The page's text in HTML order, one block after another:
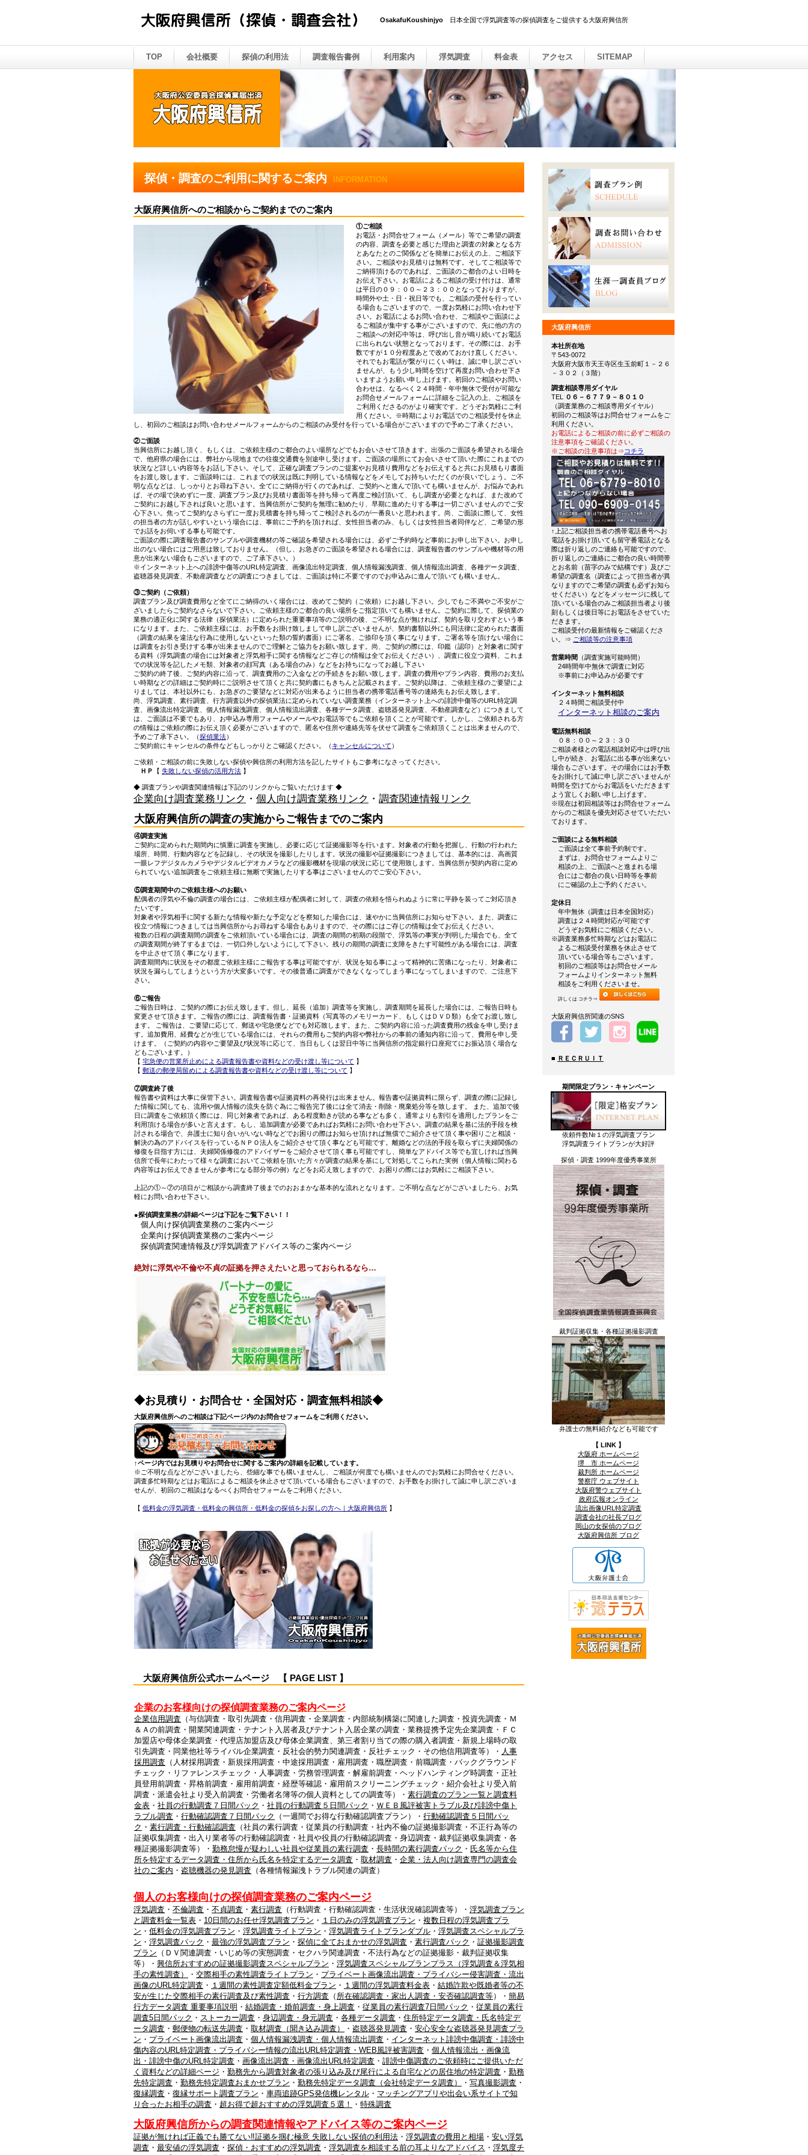
OsakafuKoushinjyo 日本全国で浮気調査等の探偵調査をご提供する大阪府興信所
探偵・調査のご利用に関するご案内 INFORMATION
大阪府興信所へのご相談からご契約までのご案内
①ご相談
お電話・お問合せフォーム（メール）等でご希望の調査
の内容、調査を必要と感じた理由と調査の対象となる方
とあなたとのご関係などを簡単にお伝えの上、ご相談下
さい。ご相談やお見積りは無料です。そしてご相談等で
ご納得頂けるのであれば、ご面談のご都合のよい日時を
お伝え下さい。お電話によるご相談の受け付けは、通常
は平日の０９：００～２３：００となっておりますが、
時間外や土・日・祝日等でも、ご相談の受付を行ってい
る場合もございますので、一度お気軽にお問い合わせ下
さい。お電話によるお問い合わせ、ご相談やご面談によ
るご相談が集中する事がございますので、先に他の方の
ご相談への対応中等は、呼び出し音が鳴り続いてお電話
に出られない状態となっております。その際には、お手
数ですが１０分程度あとで改めておかけ直しください。
それでもお電話が繋がりにくい時は、誠に申し訳ござい
ませんが、もう少し時間を空けて再度お問い合わせ下さ
いますようお願い申し上げます。初回のご相談やお問い
合わせは、なるべく２４時間・年中無休で受付が可能な
お問合せメールフォームに詳細をご記入の上、ご相談を
ご利用くださるのがより確実です。どうぞお気軽にご利
用ください。※時期によりお電話でのご相談受付を休止
し、初回のご相談はお問い合わせメールフォームからのご相談のみ受付を行っている場合がございますので予めご了承ください。
②ご面談
当興信所にお越し頂く、もしくは、ご依頼主様のご都合のよい場所などでもお会いさせて頂きます。出張のご面談を希望される場合
で、他府県の場合には、弊社から現地までの往復交通費を別途申し受けます。ご面談の場所にてお会いさせて頂いた際にこれまでの
状況など詳しい内容等をお話し下さい。そして、正確な調査プランのご提案やお見積り費用などをお伝えすると共にお見積もり書面
をお渡し致します。ご面談時には、これまでの状況は既に判明している情報などをメモしてお持ちいただくのが良いでしょう。ご不
明な点などは、しっかりとお尋ね下さい。全てにご納得が行くのであれば、ご契約へと進んで頂いても構いませんが、お悩みであれ
ば、その場で決めずに一度、調査プラン及びお見積り書面等を持ち帰って再度ご検討頂いて、もし調査が必要となれば、また改めて
ご契約にお越し下されば良いと思います。当興信所がご契約を無理に勧めたり、早期に進めたりする事は一切ございませんのでご安
心下さい。焦ってご契約なさらずに一度お見積書を持ち帰ってご検討されるのが一番良いと思われます。尚、ご面談に際して、女性
の担当者の方が話しやすいという場合には、事前にご予約を頂ければ、女性担当者のみ、もしくは女性担当者同伴など、ご希望の形
でお話をお伺いする事も可能です。
ご面談の際に調査報告書のサンプルや調査機材の等ご確認を希望される場合には、必ずご予約時など事前にお申し出下さい。お申し
出のない場合にはご用意は致しておりません。（但し、お急ぎのご面談を希望される場合には、調査報告書のサンプルや機材等の用
意が出来ない場合もございますので、ご了承下さい。）
※インターネット上への誹謗中傷等のURL特定調査、画像流出特定調査、個人情報漏洩調査、個人情報流出調査、各種データ調査、
盗聴器発見調査、不動産調査などの調査につきましては、ご面談は特に不要ですのでお申込みに進んで頂いても構いません。
③ご契約（ご依頼）
調査プラン及び調査費用など全てにご納得のいく場合には、改めてご契約（ご依頼）にお越し下さい。少しでもご不満やご不安がご
ざいましたらご契約なさらないで下さい。ご依頼主様のご都合の良い場所をご指定頂いても構いません。ご契約に際して、探偵業の
業務の適正化に関する法律（探偵業法）に定められた重要事項等のご説明の後、ご不明な点が無ければ、契約を取り交わすという事
になります。また、ご依頼主様には、お手数をお掛け致しまして申し訳ございませんが、契約書類以外にも同法律に定められた書面
（調査の結果を違法な行為に使用しないといった類の誓約書面）にご署名、ご捺印を頂く事になります。ご署名等を頂けない場合に
は調査をお引き受けする事が出来ませんのでご理解とご協力をお願い致します。尚、ご契約の際には、印鑑（認印）と対象者に関す
る資料（浮気調査の場合には対象者と浮気相手に関する情報などご存じの情報は全てお伝えください）、調査に役立つ資料、これま
での状況等を記したメモ類、対象者の顔写真（ある場合のみ）などをお持ちになってお越し下さい
ご契約の終了後、ご契約内容に沿って、調査費用のご入金などの手続きをお願い致します。調査の費用やプラン内容、費用のお支払
い時期などの詳細はご契約時にご説明させて頂くと共に契約書にもきちんと記載されます。ご契約以降は、ご依頼主様のご要望によ
りましては、本社以外にも、お急ぎのご要望などに対応が出来るように担当者の携帯電話番号等の連絡先もお伝え致します。
尚、浮気調査、素行調査、行方調査以外の探偵業法に定められていない調査業務（インターネット上への誹謗中傷等のURL特定調
査、画像流出特定調査、個人情報漏洩調査、個人情報流出調査、各種データ調査、盗聴器発見調査、不動産調査など）につきまして
は、ご面談は不要でもあり、お申込み専用フォームやメールやお電話等でもご依頼を頂くことが可能です。しかし、ご依頼される方
の情報はご依頼の際にお伝え頂く必要がございますので、匿名や住所や連絡先等を伏せて調査をご依頼頂くことは出来ませんので、
予めご了承下さい。（探偵業法）
ご契約前にキャンセルの条件などもしっかりとご確認ください。（キャンセルについて）
ご依頼・ご相談の前に失敗しない探偵や興信所の利用方法を記したサイトもご参考になさってください。
ＨＰ
【 失敗しない探偵の活用方法 】
◆ 調査プランや調査関連情報は下記のリンクからご覧いただけます ◆
企業向け調査業務リンク ・ 個人向け調査業務リンク ・ 調査関連情報リンク
大阪府興信所の調査の実施からご報告までのご案内
④調査実施
ご契約に定められた期間内に慎重に調査を実施し、必要に応じて証拠撮影等を行います。対象者の行動を把握し、行動の行われた
場所、時間、行動内容などを記録し、その状況を撮影したりします。状況の撮影や証拠撮影につきましては、基本的には、高画質
一眼レフデジタルカメラやデジタルビデオカメラなどの撮影機材を現場の状況に応じて使用致します。当興信所が契約内容に定め
られていない追加調査をご依頼主様に無断で実施したりする事はございませんのでご安心下さい。
⑤調査期間中のご依頼主様へのお願い
配偶者の浮気や不倫の調査の場合には、ご依頼主様が配偶者に対して、調査の依頼を悟られぬように常に平静を装ってご対応頂き
たいです。
対象者や浮気相手に関する新たな情報や新たな予定などを察知した場合には、速やかに当興信所にお知らせ下さい。また、調査に
役立つ情報につきましては当興信所からお尋ねする場合もありますので、その際にはご存じの情報は全てお伝えください。
複数の日程の調査期間の調査をご依頼頂いている場合には、調査の期間の初期の段階で、浮気等の事実が判明した場合でも、全て
の調査期間が終了するまでは、一切口外しないようにして下さい。残りの期間の調査に支障をきたす可能性がある場合には、調査
を中止させて頂く事になります。
調査期間内に状況をその都度ご依頼主様にご報告する事は可能ですが、状況を知る事によって精神的に苦痛になったり、対象者に
状況を漏らしてしまうという方が大変多いです。その後普通に調査ができなくなってしまう事になってしまいますので、ご注意下
さい。
⑥ご報告
ご報告日時は、ご契約の際にお伝え致します。但し、延長（追加）調査等を実施し、調査期間を延長した場合には、ご報告日時も
変更させて頂きます。ご報告の際には、調査報告書・証拠資料（写真等のメモリーカード、もしくはＤＶＤ類）も全てお渡し致し
ます。 ご報告は、ご要望に応じて、郵送や宅急便などでも対応致します。また、ご契約内容に沿った調査費用の残金を申し受けま
す。追加費用、経費などが生じている場合には、それらの費用もご契約内容や弊社からの事前の通知内容に沿って、費用を申し受
けます。（ご契約の内容やご要望及び状況等に応じて、当日もしくは翌日中等に当興信所の指定銀行口座宛てにお振込頂く場合な
どもございます。）
【宅急便の営業所止めによる調査報告書や資料などの受け渡し等について 】
【郵送の郵便局留めによる調査報告書や資料などの受け渡し等について 】
⑦調査終了後
報告書や資料は大事に保管下さい。調査報告書や証拠資料の再発行は出来ません。報告書や証拠資料に限らず、調査の際に記録し
た情報に関しても、流用や個人情報の流失を防ぐ為にご報告完了後には全て消去・削除・廃棄処分等を致します。 また、追加で後
日に調査をご依頼頂く際には、同じ対象者であれば、ある程度動きが読める事なども多く、通常よりも割引を適用したプランをご
利用頂ける場合が多いと言えます。もし、追加調査が必要であればお気軽にお問い合わせ下さい。調査の結果を基に法的手段を検
討される場合で、弁護士に知り合いがいない時などでお困りの際はお知らせ頂ければ無償でご紹介させて頂く事や困りごと相談・
解決の為のアドバイスを行っているＮＰＯ法人をご紹介させて頂く事なども可能です。離婚などの法的手段を取らずに夫婦関係の
修復を目指す方には、夫婦関係修復のアドバイザーをご紹介させて頂く事も可能ですし、簡単なアドバイス等でも宜しければ当興
信所で長年にわたって様々な調査においてご依頼を頂いた方々が調査の結果を基にして対処してこられた実例（個人情報に関わる
内容等はお伝えできませんが参考になる部分等の例）などをお応え致しますので、お困りの際にはお気軽にご相談下さい。
上記の①～⑦の項目がご相談から調査終了後までのおおまかな基本的な流れとなります。ご不明な点などがございましたら、お気
軽にお問い合わせ下さい。
●探偵調査業務の詳細ページは下記をご覧下さい！！
個人向け探偵調査業務のご案内ページ
企業向け探偵調査業務のご案内ページ
探偵調査関連情報及び浮気調査アドバイス等のご案内ページ
絶対に浮気や不倫や不貞の証拠を押さえたいと思っておられるなら…
◆お見積り・お問合せ・全国対応・調査無料相談◆
大阪府興信所へのご相談は下記ページ内のお問合せフォームをご利用ください。
↑ページ内ではお見積りやお問合せに関するご案内の詳細を記載しています。
※ご不明な点などがございましたら、些細な事でも構いませんし、ご相談が何度でも構いませんのでお気軽にお問合せください。
調査多忙時期などはお電話によるご相談を休止させて頂いている場合もございますので、お手数をお掛けして誠に申し訳ございま
せんが、初回のご相談はなるべくお問合せフォームをご利用ください。
【低料金の浮気調査・低料金の興信所・低料金の探偵をお探しの方へ｜大阪府興信所 】
大阪府興信所公式ホームページ 【 PAGE LIST 】
企業のお客様向けの探偵調査業務のご案内ページ
企業信用調査 （与信調査・取引先調査・信用調査・企業調査・内部統制構築に関連した調査・投資先調査・Ｍ
＆Ａの前調査・開業関連調査・テナント入居者及びテナント入居企業の調査・業務提携予定先企業調査・ＦＣ
加盟店や母体企業調査・代理店加盟店及び母体企業調査、第三者割り当ての際の購入者調査・新規上場時の取
引先調査・同業他社等ライバル企業調査・反社会的勢力関連調査・反社チェック・その他信用調査等）・ 人事
採用調査 （人材採用調査・新規採用調査・中途採用調査・雇用調査・職歴調査・前職調査・バックグラウンド
チェック・リファレンスチェック・人事調査・労務管理調査・解雇前調査・ヘッドハンティング時調査・正社
員登用前調査・昇格前調査・雇用前調査・経歴等確認・雇用前スクリーニングチェック・紹介会社より受入前
調査・派遣会社より受入前調査・労働者名簿等の個人資料としての調査等）・素行調査のプラン一覧と調査料
金表 ・社員の行動調査７日間パック ・社員の行動調査５日間パック ・ ＷＥＢ風評被害トラブル及び誹謗中傷ト
ラブル調査 ・行動確認調査７日間パック （一週間でお得な行動確認調査プラン）・行動確認調査５日間パッ
ク ・素行調査・行動確認調査 （社員の素行調査・従業員の行動調査・社内不倫の証拠撮影調査・不正行為等の
証拠収集調査・出入り業者等の行動確認調査・社員や役員の行動確認調査・身辺調査・裁判証拠収集調査・各
種証拠撮影調査等）・勤務怠慢が疑わしい社員や従業員の素行調査 ・長時間の素行調査パック ・ 氏名等から住
所を特定するデータ調査・住所から氏名を特定するデータ調査 ・取材調査 ・企業・法人向け調査専門の調査会
社のご案内 ・盗聴機器の発見調査 （各種情報漏洩トラブル関連の調査）
個人のお客様向けの探偵調査業務のご案内ページ
浮気調査 ・ 不倫調査 ・ 不貞調査 ・ 素行調査 （行動調査・行動確認調査・生活状況確認調査等）・ 浮気調査プラン
と調査料金一覧表 ・ 10日間のお任せ浮気調査プラン ・ １日のみの浮気調査プラン ・ 複数日程の浮気調査プラ
ン ・ 低料金の浮気調査プラン ・ 浮気調査ライトプラン ・ 浮気調査ライトプランダブル ・ 浮気調査スペシャルプラ
ン ・ 浮気調査パック ・ 最強の浮気調査プラン ・ 探偵に全ておまかせの浮気調査 ・ 素行調査パック ・ 証拠撮影調査
プラン （ＤＶ関連調査・いじめ等の実態調査・セクハラ関連調査・不法行為などの証拠撮影・裁判証拠収集
等）・ 興信所おすすめの証拠撮影調査スペシャルプラン ・ 浮気調査スペシャルプランプラス（浮気調査＆浮気相
手の素性調査）
・ 交際相手の素性調査ライトプラン ・ プライベート画像流出調査・プライバシー侵害調査・流出
画像のURL特定調査 ・ １週間の素性調査定額低料金プラン ・ １週間の浮気調査料金表 ・ 結婚詐欺や既婚者等の不
安が生じた交際相手の素行調査及び素性調査 ・ 行方調査 （ 所在確認調査・家出人調査・安否確認調査等）・ 簡易
行方データ調査 重要事項説明 ・ 結婚調査・婚前調査・身上調査 ・ 従業員の素行調査7日間パック ・ 従業員の素行
調査5日間パック ・ ストーカー調査 ・ 身辺調査・身元調査 ・ 各種データ調査 ・ 住所特定データ調査・氏名特定デ
ータ調査 ・ 郵便物の転送先調査 ・ 取材調査（聞き込み調査） ・ 盗聴器発見調査 ・ 安心安全な盗聴器発見調査プラ
ン ・ プライベート画像流出調査 ・ 個人情報漏洩調査・個人情報流出調査 ・ インターネット誹謗中傷調査・誹謗中
傷内容のURL特定調査・プライバシー情報の流出URL特定調査・WEB風評被害調査 ・ 個人情報流出・画像流
出・誹謗中傷のURL特定調査 ・ 画像流出調査・画像流出URL特定調査 ・ 誹謗中傷調査のご依頼時にご提供いただ
く資料などの詳細ページ ・ 勤務先から調査対象者の張り込み及び尾行による自宅などの居住地の特定調査 ・ 勤務
先特定調査 ・ 勤務先特定調査おまかせプラン ・ 勤務先特定データ調査（会社特定データ調査） ・ 写真撮影調査 ・
復縁調査 ・ 復縁サポート調査プラン ・ 車両追跡GPS発信機レンタル ・ マッチングアプリや出会い系サイトで知
り合ったお相手の調査 ・ 超お得で超おすすめの浮気調査５選！ ・ 特殊調査
大阪府興信所からの調査関連情報やアドバイス等のご案内ページ
証拠が無ければ正義でも勝てない‼証拠を掴む極意 失敗しない探偵の利用法 ・ 浮気調査の費用と相場 ・ 安い浮気
調査 ・ 最安値の浮気調査 ・ 探偵・おすすめの浮気調査 ・ 浮気調査を相談する前の耳よりなアドバイス ・ 浮気度チ
TOP 会社概要 探偵の利用法 調査報告書例 利用案内 浮気調査 料金表 アクセス SITEMAP
大阪府興信所
本社所在地
〒543-0072
大阪府大阪市天王寺区生玉前町１－２６
－３０２（３階）
調査相談専用ダイヤル
TEL
０６－６７７９－８０１０
（調査業務のご相談専用ダイヤル）
初回のご相談等はお問合せフォームをご
利用ください。
お電話によるご相談の前に必ずご相談の
注意事項をご確認ください。
※ご相談の注意事項は⇒ コチラ
↑上記ご相談担当者の携帯電話番号へお
電話をお掛け頂いても留守番電話となる
際は折り返しのご連絡も可能ですので、
折り返しのご連絡にご都合の良い時間帯
とお名前（苗字のみで結構です）及びご
希望の調査名（調査によって担当者が異
なりますのでご希望の調査も必ずお知ら
せください）などをメッセージに残して
頂いている場合のみご相談担当者より後
刻もしくは後日等にお電話をさせていた
だきます。
ご相談受付の最新情報をご確認くださ
い。⇒ ご相談等の注意事項
営業時間 （調査実施可能時間）
24時間年中無休で調査に対応
※事前にお申込みが必要です
インターネット無料相談
２４時間ご相談受付中
インターネット相談のご案内
電話無料相談
０８：００～２３：３０
ご相談者様との電話相談対応中は呼び出
し中が続き、お電話に出る事が出来ない
場合もございます。その場合にはお手数
をお掛けして誠に申し訳ございませんが
時間を空けてからお電話をいただきます
よう宜しくお願い申し上げます。
※現在は初回相談等はお問合せフォーム
からのご相談を優先対応させていただい
ております。
ご面談による無料相談
ご面談は全て事前予約制です。
まずは、お問合せフォームよりご
相談の上、ご面談へと進まれる場
合にはご都合の良い日時等を事前
にご確認の上ご予約ください。
定休日
年中無休（調査は日本全国対応）
調査は２４時間対応が可能です
どうぞお気軽にご相談ください。
※調査業務多忙時期などはお電話に
よるご相談受付業務を休止させて
頂いている場合等もございます。
初回のご相談等はお問合せメール
フォームよりインターネット無料
相談をご利用くださいませ。
詳しくは コチラ⇒
大阪府興信所関連のSNS
■ ＲＥＣＲＵＩＴ
期間限定プラン・キャンペーン
依頼件数№１の浮気調査プラン
浮気調査ライトプランが大好評
探偵・調査 1999年度優秀事業所
裁判証拠収集・各種証拠撮影調査
弁護士の無料紹介なども可能です
【 LINK 】
大阪府 ホームページ
堺 市 ホームページ
裁判所 ホームページ
警察庁 ウェブサイト
大阪府警ウェブサイト
政府広報オンライン
流出画像URL特定調査
調査会社の社長ブログ
岡山の女探偵のブログ
大阪府興信所 ブログ